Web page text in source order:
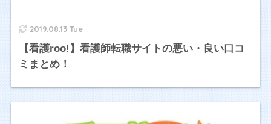
2019.08.13 Tue
【看護roo!】看護師転職サイトの悪い・良い口コ
ミまとめ！